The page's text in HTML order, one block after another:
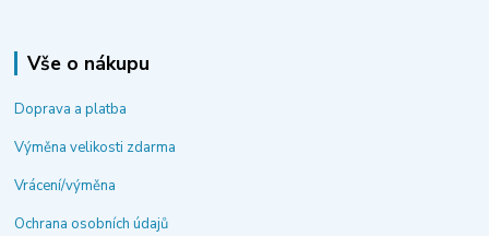
Vše o nákupu
Doprava a platba
Výměna velikosti zdarma
Vrácení/výměna
Ochrana osobních údajů